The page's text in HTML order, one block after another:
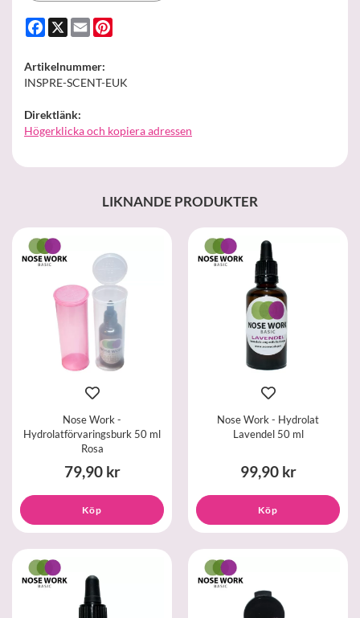
Facebook
X Email
Artikelnummer:
INSPRE-SCENT-EUK
Direktlänk:
Högerklicka och kopiera adressen
LIKNANDE PRODUKTER
Nose Work -
Hydrolatförvaringsburk 50 ml
Rosa
79,90 kr
Köp
Nose Work - Hydrolat
Lavendel 50 ml
99,90 kr
Köp